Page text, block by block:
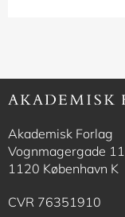
Akademisk Forlag
Vognmagergade 11
1120 København K
CVR 76351910